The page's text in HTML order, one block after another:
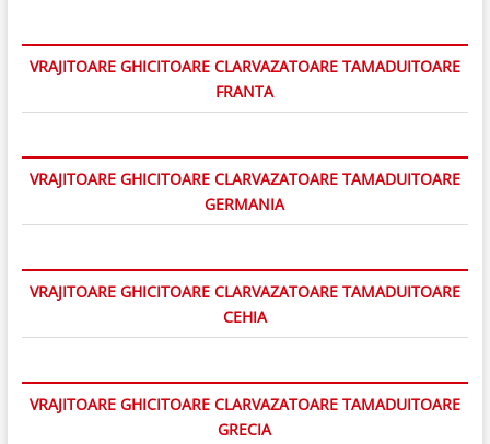
VRAJITOARE GHICITOARE CLARVAZATOARE TAMADUITOARE
FRANTA
VRAJITOARE GHICITOARE CLARVAZATOARE TAMADUITOARE
GERMANIA
VRAJITOARE GHICITOARE CLARVAZATOARE TAMADUITOARE
CEHIA
VRAJITOARE GHICITOARE CLARVAZATOARE TAMADUITOARE
GRECIA